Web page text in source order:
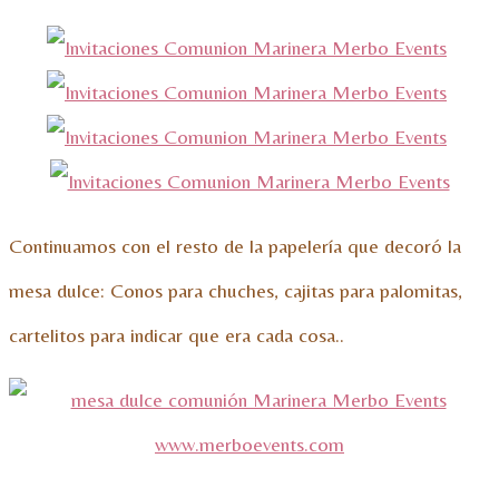
Continuamos con el resto de la papelería que decoró la
mesa dulce: Conos para chuches, cajitas para palomitas,
cartelitos para indicar que era cada cosa..